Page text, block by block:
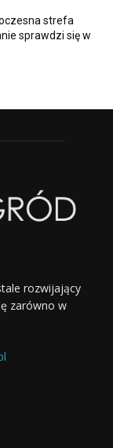
strefa
sprawdzi się w
rozwijający
zarówno w